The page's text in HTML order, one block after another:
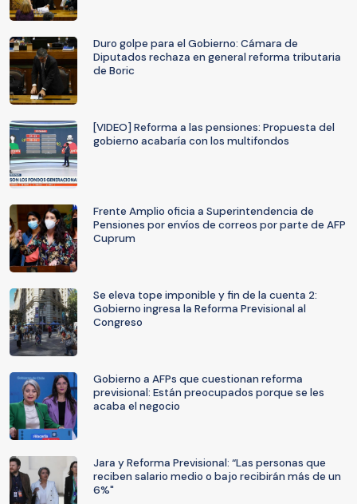
Duro golpe para el Gobierno: Cámara de
Diputados rechaza en general reforma tributaria
de Boric
[VIDEO] Reforma a las pensiones: Propuesta del
gobierno acabaría con los multifondos
Frente Amplio oficia a Superintendencia de
Pensiones por envíos de correos por parte de AFP
Cuprum
Se eleva tope imponible y fin de la cuenta 2:
Gobierno ingresa la Reforma Previsional al
Congreso
Gobierno a AFPs que cuestionan reforma
previsional: Están preocupados porque se les
acaba el negocio
Jara y Reforma Previsional: “Las personas que
reciben salario medio o bajo recibirán más de un
6%"